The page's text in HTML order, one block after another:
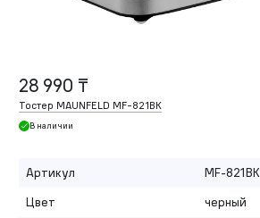
28 990 ₸
Тостер MAUNFELD MF-821BK
В наличии
Артикул
MF-821BK
Цвет
черный